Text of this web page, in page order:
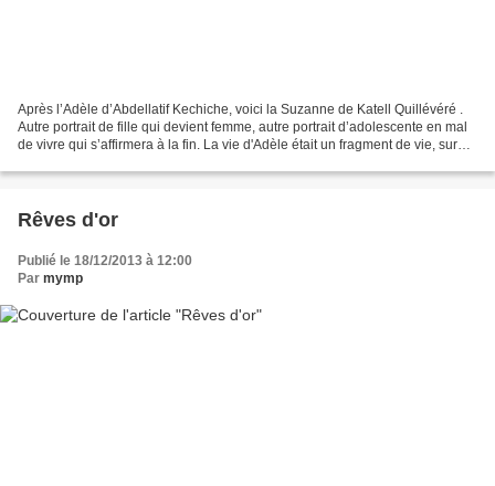
Après l’Adèle d’Abdellatif Kechiche, voici la Suzanne de Katell Quillévéré .
Autre portrait de fille qui devient femme, autre portrait d’adolescente en mal
de vivre qui s’affirmera à la fin. La vie d'Adèle était un fragment de vie, sur
Rêves d'or
Publié le 18/12/2013 à 12:00
Par mymp